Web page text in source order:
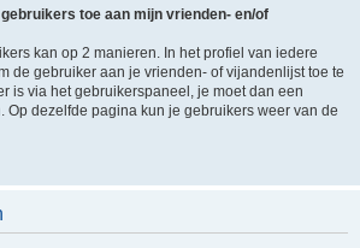
toe aan mijn vrienden- en/of
kan op 2 manieren. In het profiel van iedere
de gebruiker aan je vrienden- of vijandenlijst toe te
is via het gebruikerspaneel, je moet dan een
Op dezelfde pagina kun je gebruikers weer van de